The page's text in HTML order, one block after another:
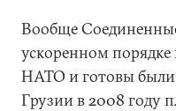
Вообще
ускоренном
НАТО и готовы были
Грузии в 2008 году